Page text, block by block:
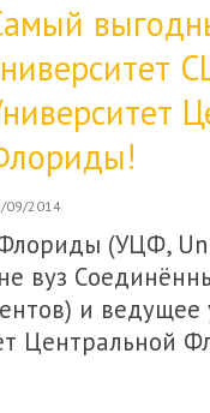
09/2014
(УЦФ,
вуз
и ведущее
Центральной